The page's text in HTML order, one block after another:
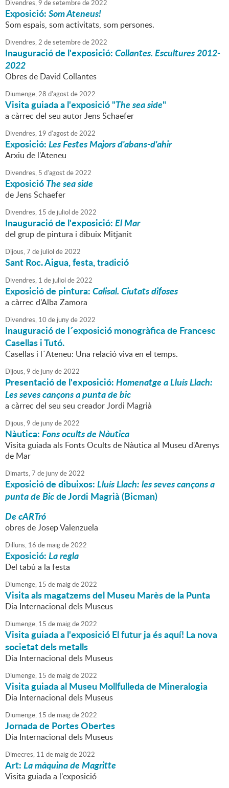
Divendres,9 desetembrede2022
Exposició:Som Ateneus!
Som espais, som activitats, som persones.
Divendres,2 desetembrede2022
Inauguració de l'exposició:Collantes. Escultures 2012-
2022
Obres de David Collantes
Diumenge,28 d'agostde2022
Visita guiada a l'exposició "The sea side"
a càrrec del seu autor Jens Schaefer
Divendres, 19 d'agostde2022
Exposició:Les Festes Majors d'abans-d'ahir
Arxiu de l'Ateneu
Divendres, 5 d'agostde2022
ExposicióThe sea side
de Jens Schaefer
Divendres, 15 de juliol de2022
Inauguració de l'exposició:El Mar
del grup de pintura i dibuix Mitjanit
Dijous,7 de juliol de2022
Sant Roc. Aigua, festa, tradició
Divendres, 1 de juliol de2022
Exposició de pintura:Calisal.Ciutats difoses
a càrrec d'Alba Zamora
Divendres, 10 de junyde2022
Inauguració de l´exposició monogràfica de Francesc
Casellas i Tutó.
Casellas i l´Ateneu: Una relació viva en el temps.
Dijous,9 de junyde2022
Presentació de l'exposició:Homenatge a Lluís Llach:
Les seves cançons a punta de bic
a càrrec del seu seu creador Jordi Magrià
Dijous,9 de junyde2022
Nàutica:Fons ocults de Nàutica
Visita guiada als Fonts Ocults de Nàutica al Museu d'Arenys
de Mar
Dimarts,7 de junyde2022
Exposició de dibuixos:Lluís Llach: les seves cançons a
punta de Bicde Jordi Magrià (Bicman)
De cARTró
obres de Josep Valenzuela
Dilluns, 16 de maigde2022
Exposició:La regla
Del tabú a la festa
Diumenge, 15 de maigde2022
Visita als magatzems del Museu Marès de la Punta
Dia Internacional dels Museus
Diumenge, 15 de maigde2022
Visita guiada a l'exposició El futur ja és aquí! La nova
societat dels metalls
Dia Internacional dels Museus
Diumenge, 15 de maigde2022
Visita guiada al Museu Mollfulleda de Mineralogia
Dia Internacional dels Museus
Diumenge, 15 de maigde2022
Jornada de Portes Obertes
Dia Internacional dels Museus
Dimecres, 11 de maigde2022
Art:La màquina de Magritte
Visita guiada a l'exposició